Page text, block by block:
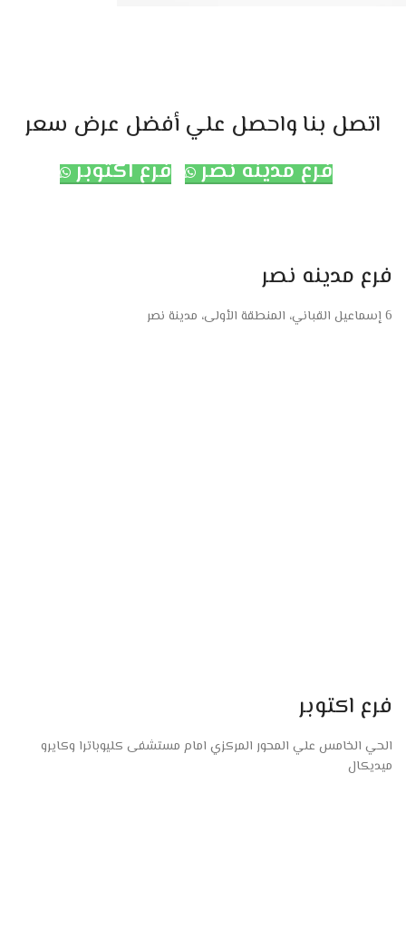
اتصل بنا واحصل علي أفضل عرض سعر
فرع مدينه نصر
فرع اكتوبر
فرع مدينه نصر
6 إسماعيل القباني، المنطقة الأولى، مدينة نصر
فرع اكتوبر
الحي الخامس علي المحور المركزي امام مستشفى كليوباترا وكايرو
ميديكال